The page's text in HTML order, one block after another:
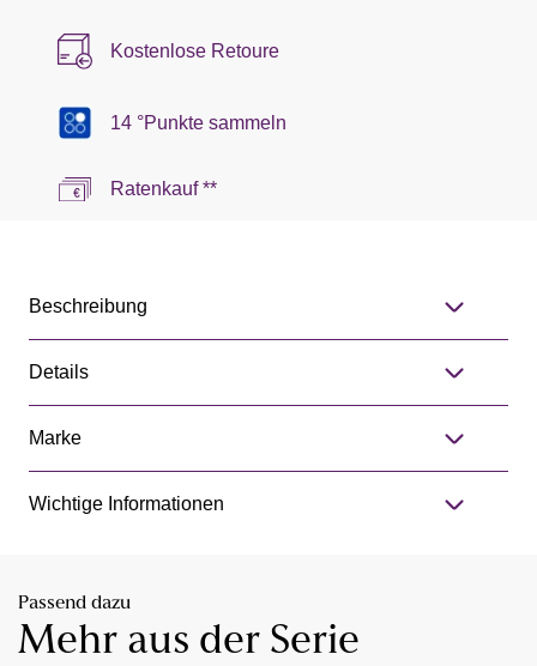
Kostenlose Retoure
14 °Punkte sammeln
Ratenkauf **
Beschreibung
Details
Marke
Wichtige Informationen
Passend dazu
Mehr aus der Serie